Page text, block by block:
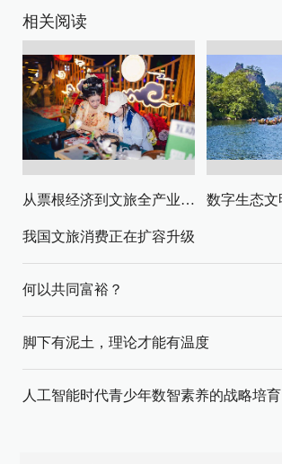
相关阅读
从票根经济到文旅全产业链升级
我国文旅消费正在扩容升级
何以共同富裕？
脚下有泥土，理论才能有温度
人工智能时代青少年数智素养的战略培育